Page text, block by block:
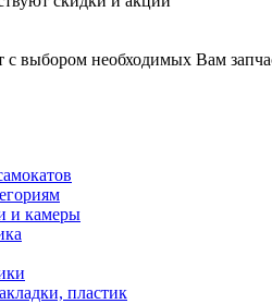
с выбором необходимых Вам
и камеры
пластик